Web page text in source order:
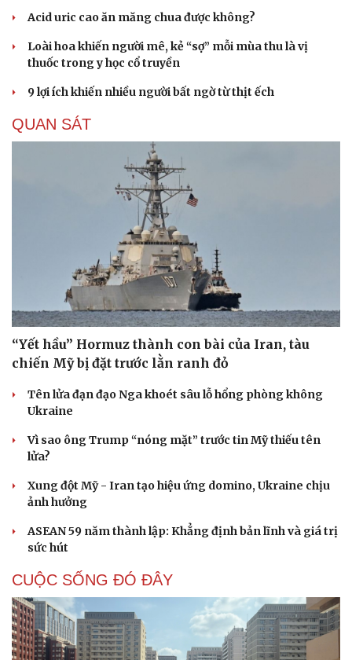
Acid uric cao ăn măng chua được không?
Loài hoa khiến người mê, kẻ “sợ” mỗi mùa thu là vị
thuốc trong y học cổ truyền
9 lợi ích khiến nhiều người bất ngờ từ thịt ếch
QUAN SÁT
“Yết hầu” Hormuz thành con bài của Iran, tàu
chiến Mỹ bị đặt trước lằn ranh đỏ
Tên lửa đạn đạo Nga khoét sâu lỗ hổng phòng không
Ukraine
Vì sao ông Trump “nóng mặt” trước tin Mỹ thiếu tên
lửa?
Xung đột Mỹ - Iran tạo hiệu ứng domino, Ukraine chịu
ảnh hưởng
ASEAN 59 năm thành lập: Khẳng định bản lĩnh và giá trị
sức hút
CUỘC SỐNG ĐÓ ĐÂY